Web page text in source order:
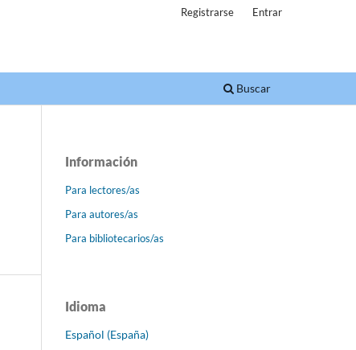
Buscar
Registrarse Entrar
Información
Para lectores/as
Para autores/as
Para bibliotecarios/as
Idioma
Español (España)